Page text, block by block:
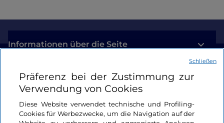
Informationen über die Seite
Nützliche Links
Login
Präferenz bei der Zustimmung zur
Verwendung von Cookies
Diese Website verwendet technische und Profiling-
Cookies für Werbezwecke, um die Navigation auf der
Schließen